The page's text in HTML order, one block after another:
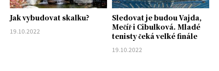
Jak vybudovat skalku?
19.10.2022
Sledovat je budou Vajda,
Mečíř i Cibulková. Mladé
tenisty čeká velké finále
19.10.2022